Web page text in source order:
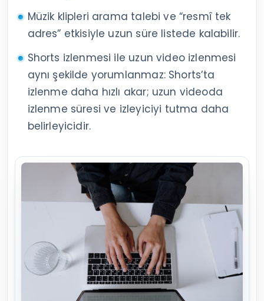
Müzik klipleri arama talebi ve “resmî tek
adres” etkisiyle uzun süre listede kalabilir.
Shorts izlenmesi ile uzun video izlenmesi
aynı şekilde yorumlanmaz: Shorts’ta
izlenme daha hızlı akar; uzun videoda
izlenme süresi ve izleyiciyi tutma daha
belirleyicidir.